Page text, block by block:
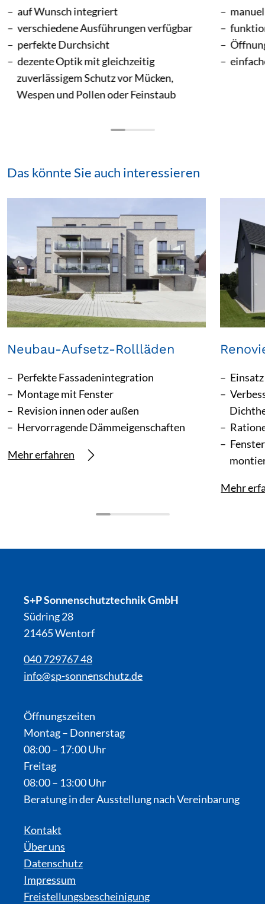
auf Wunsch integriert
verschiedene Ausführungen verfügbar
perfekte Durchsicht
dezente Optik mit gleichzeitig
zuverlässigem Schutz vor Mücken,
Wespen und Pollen oder Feinstaub
Das könnte Sie auch interessieren
Neubau-Aufsetz-Rollläden
Perfekte Fassadenintegration
Montage mit Fenster
Revision innen oder außen
Hervorragende Dämmeigenschaften
Mehr erfahren
Mehr
S+P Sonnenschutztechnik GmbH
Südring 28
21465 Wentorf
040 729767 48
info@sp-sonnenschutz.de
Öffnungszeiten
Montag – Donnerstag
08:00 – 17:00 Uhr
Freitag
08:00 – 13:00 Uhr
Beratung in der Ausstellung nach Vereinbarung
Kontakt
Über uns
Datenschutz
Impressum
Freistellungsbescheinigung